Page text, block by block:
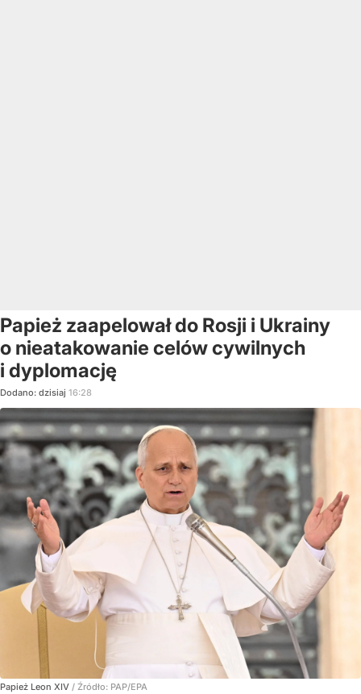
Papież zaapelował do Rosji i Ukrainy
o nieatakowanie celów cywilnych
i dyplomację
Dodano: dzisiaj 16:28
Papież Leon XIV / Źródło: PAP/EPA